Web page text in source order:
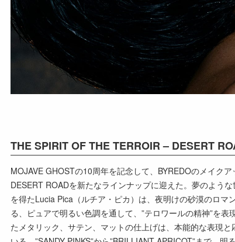
THE SPIRIT OF THE TERROIR – DESERT
MOJAVE GHOSTの10周年を記念して、BYREDOのメイク
DESERT ROADを新たなラインナップに迎えた。夢のよう
を得たLucia Pica（ルチア・ピカ）は、夜明けの砂漠のロマ
る、ピュアで明るい色調を通して、”テロワールの精神”を表
たメタリック、サテン、マットの仕上げは、本能的な表現